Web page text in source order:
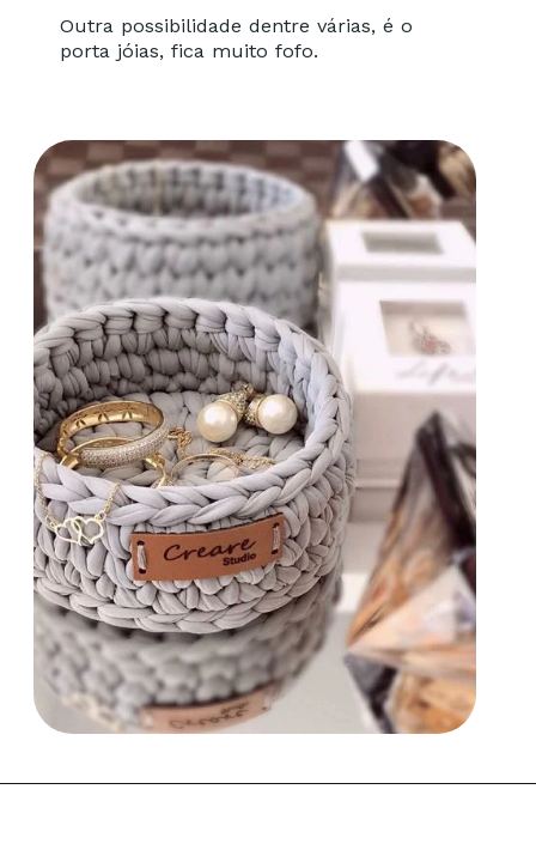
Outra possibilidade dentre várias, é o
porta jóias, fica muito fofo.